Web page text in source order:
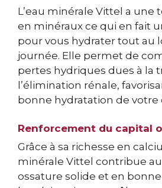
L’eau minérale Vittel a une
en minéraux ce qui en fait
pour vous hydrater tout au
journée. Elle permet de
pertes hydriques dues à la
l’élimination rénale,
bonne hydratation de votre
Renforcement du capital
Grâce à sa richesse en
minérale Vittel contribue
ossature solide et en